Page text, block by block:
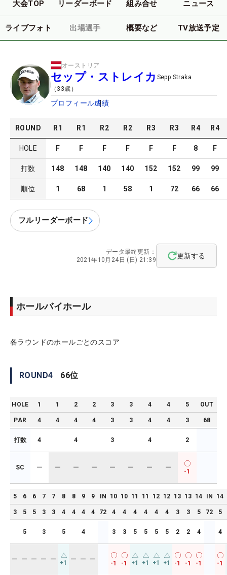
大会TOP リーダーボード 組み合せ ニュース
ライブフォト 出場選手 概要など TV放送予定
オーストリア
セップ・ストレイカ Sepp Straka
（ 33歳）
プロフィール成績
ROUND R1 R1 R2 R2 R3 R3 R4 R4
HOLE F F F F F F 8 F
打数 148 148 140 140 152 152 99 99
順位 1 68 1 58 1 72 66 66
フルリーダーボード
データ最終更新：
2021年10月24日 (日) 21:39
更新する
ホールバイホール
各ラウンドのホールごとのスコア
ROUND4 66位
HOLE 1 1 2 2 3 3 4 4 5 OUT
PAR 4 4 4 4 3 3 4 4 3 68
打数 4 4 3 4 2
SC ー ー ー ー ー ー ー ー
-1
5 6 6 7 7 8 8 9 9 IN 10 10 11 11 12 12 13 13 14 IN 14
3 5 5 3 3 4 4 4 4 72 4 4 4 4 4 4 3 3 5 72 5
5 3 5 4 3 3 5 5 5 5 2 2 4 4
ー ー ー ー ー +1 ー ー ー
-1 -1 +1 +1 +1 +1 -1 -1 -1 -1